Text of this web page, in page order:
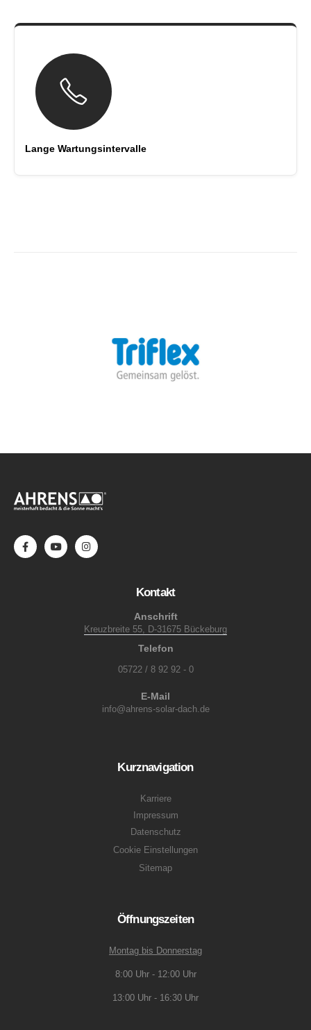
Lange Wartungsintervalle
Kontakt
Anschrift
Kreuzbreite 55, D-31675 Bückeburg
Telefon
05722 / 8 92 92 - 0
E-Mail
info@ahrens-solar-dach.de
Kurznavigation
Karriere
Impressum
Datenschutz
Cookie Einstellungen
Sitemap
Öffnungszeiten
Montag bis Donnerstag
8:00 Uhr - 12:00 Uhr
13:00 Uhr - 16:30 Uhr